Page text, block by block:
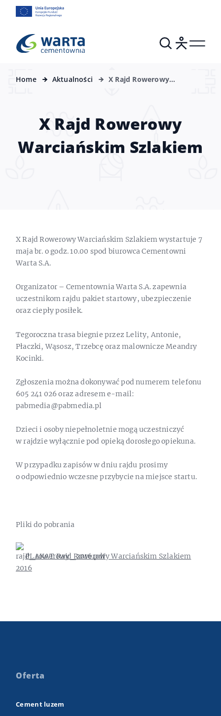
Home Aktualności
X Rajd Rowerowy
X Rajd Rowerowy
Warciańskim Szlakiem
X Rajd Rowerowy Warciańskim Szlakiem wystartuje 7
maja br. o godz. 10.00 spod biurowca Cementowni
Warta S.A.
Organizator – Cementownia Warta S.A. zapewnia
uczestnikom rajdu pakiet startowy, ubezpieczenie
oraz ciepły posiłek.
Tegoroczna trasa biegnie przez Lelity, Antonie,
Płaczki, Wąsosz, Trzebcę oraz malownicze Meandry
Kocinki.
Zgłoszenia można dokonywać pod numerem telefonu
605 241 026 oraz adresem e-mail:
pabmedia@pabmedia.pl
Dzieci i osoby niepełnoletnie mogą uczestniczyć
w rajdzie wyłącznie pod opieką dorosłego opiekuna.
W przypadku zapisów w dniu rajdu prosimy
o odpowiednio wczesne przybycie na miejsce startu.
Pliki do pobrania
PLAKAT Rajd Rowerowy Warciańskim Szlakiem
2016
Oferta
Cement luzem